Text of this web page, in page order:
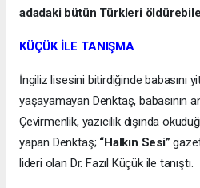
adadaki bütün Türkleri
KÜÇÜK İLE TANIŞMA
İngiliz lisesini bitirdiğinde babasını
yaşayamayan Denktaş, babasının
Çevirmenlik, yazıcılık dışında
yapan Denktaş; “Halkın Sesi”
lideri olan Dr. Fazıl Küçük ile tanıştı.